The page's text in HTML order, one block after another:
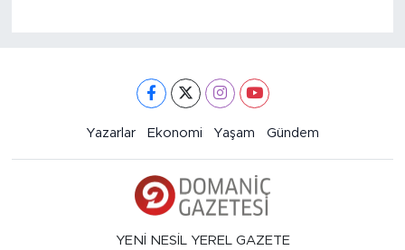
Yazarlar Ekonomi Yaşam Gündem
YENİ NESİL YEREL GAZETE